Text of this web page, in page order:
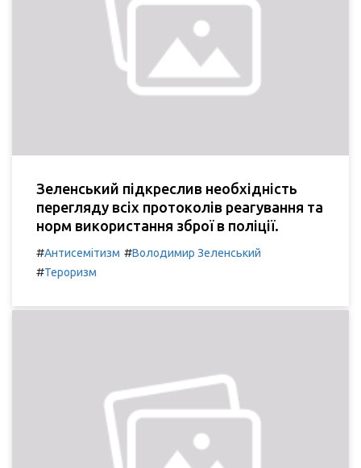
Зеленський підкреслив необхідність
перегляду всіх протоколів реагування та
норм використання зброї в поліції.
#Антисемітизм #Володимир Зеленський
#Тероризм